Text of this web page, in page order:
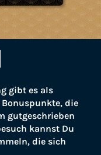
gibt es als
die
gutgeschrieben
kannst Du
die sich